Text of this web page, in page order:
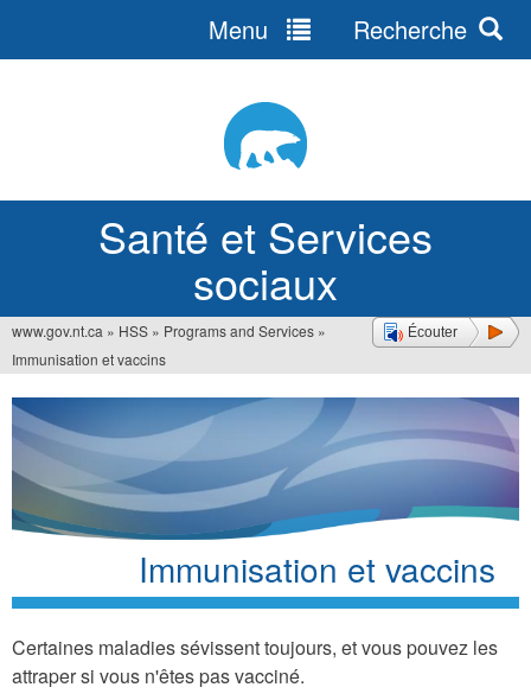
Santé et Services
sociaux
Menu Recherche
Écouter
Vous
êtes
ici
www.gov.nt.ca » HSS » Programs and Services »
Immunisation et vaccins
Immunisation et vaccins
Certaines maladies sévissent toujours, et vous pouvez les
attraper si vous n'êtes pas vacciné.